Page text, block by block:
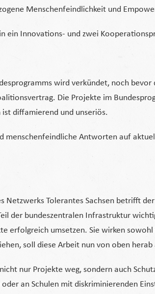
Menschenfeindlichkeit und
ein Innovations- und zwei
wird verkündet, noch
Die Projekte im
diffamierend und unseriös.
menschenfeindliche Antworten auf
Netzwerks Tolerantes Sachsen betrifft
der bundeszentralen Infrastruktur
erfolgreich umsetzen. Sie wirken
soll diese Arbeit nun von oben
nur Projekte weg, sondern auch
an Schulen mit diskriminierenden